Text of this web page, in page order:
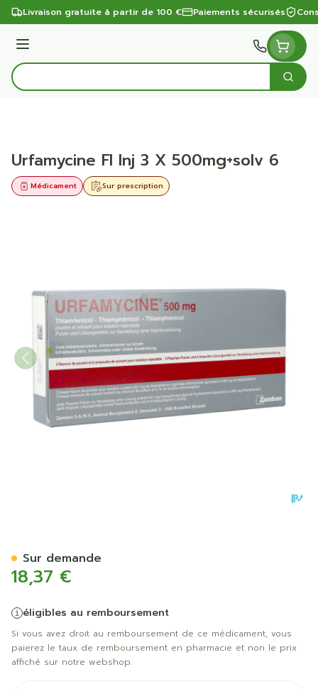
Aller au contenu
Livraison gratuite à partir de 100 € Paiements sécurisés
Menu
Rechercher
Urfamycine Fl Inj 3 X 500mg+solv 6
Sur prescription
Médicament
18,37 €
éligibles au remboursement
Si vous avez droit au remboursement de ce médicament, vous
paierez le taux de remboursement en pharmacie et non le prix
affiché sur notre webshop.
Sur demande